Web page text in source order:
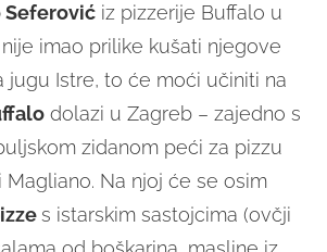
Seferović iz pizzerije Buffalo u
nije imao prilike kušati njegove
jugu Istre, to će moći učiniti na
dolazi u Zagreb – zajedno s
zidanom peći za pizzu
Magliano. Na njoj će se osim
s istarskim sastojcima (ovčji